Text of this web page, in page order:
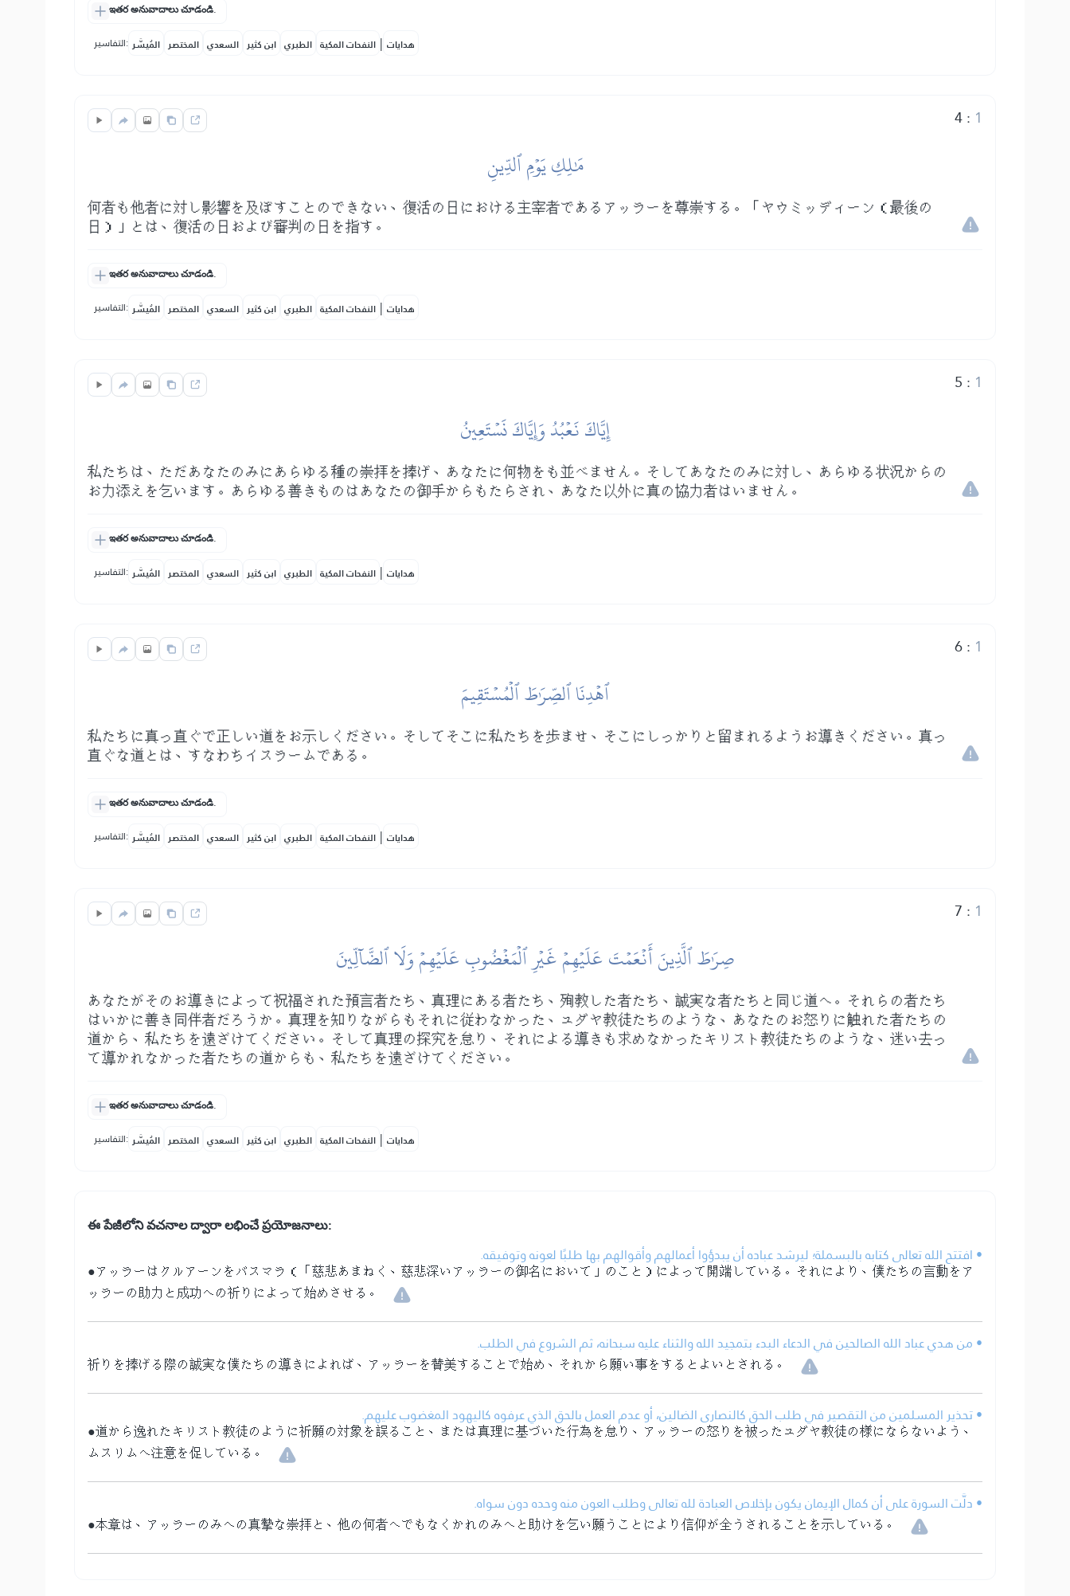
ఇతర అనువాదాలు చూడండి.
التفاسير: المُيسَّر المختصر السعدي ابن كثير الطبري النفحات المكية | هدايات
4: 1
مَٰلِكِ يَوۡمِ ٱلدِّينِ
何者も他者に対し影響を及ぼすことのできない、復活の日における主宰者であるアッラーを尊崇する。「ヤウミッディーン（最後の
日）」とは、復活の日および審判の日を指す。
ఇతర అనువాదాలు చూడండి.
التفاسير: المُيسَّر المختصر السعدي ابن كثير الطبري النفحات المكية | هدايات
5 : 1
إِيَّاكَ نَعۡبُدُ وَإِيَّاكَ نَسۡتَعِينُ
私たちは、ただあなたのみにあらゆる種の崇拝を捧げ、あなたに何物をも並べません。そしてあなたのみに対し、あらゆる状況からの
お力添えを乞います。あらゆる善きものはあなたの御手からもたらされ、あなた以外に真の協力者はいません。
ఇతర అనువాదాలు చూడండి.
التفاسير: المُيسَّر المختصر السعدي ابن كثير الطبري النفحات المكية | هدايات
6: 1
ٱهۡدِنَا ٱلصِّرَٰطَ ٱلۡمُسۡتَقِيمَ
私たちに真っ直ぐで正しい道をお示しください。そしてそこに私たちを歩ませ、そこにしっかりと留まれるようお導きください。真っ
直ぐな道とは、すなわちイスラームである。
ఇతర అనువాదాలు చూడండి.
التفاسير: المُيسَّر المختصر السعدي ابن كثير الطبري النفحات المكية | هدايات
7 : 1
صِرَٰطَ ٱلَّذِينَ أَنۡعَمۡتَ عَلَيۡهِمۡ غَيۡرِ ٱلۡمَغۡضُوبِ عَلَيۡهِمۡ وَلَا ٱلضَّآلِّينَ
あなたがそのお導きによって祝福された預言者たち、真理にある者たち、殉教した者たち、誠実な者たちと同じ道へ。それらの者たち
はいかに善き同伴者だろうか。真理を知りながらもそれに従わなかった、ユダヤ教徒たちのような、あなたのお怒りに触れた者たちの
道から、私たちを遠ざけてください。そして真理の探究を怠り、それによる導きも求めなかったキリスト教徒たちのような、迷い去っ
て導かれなかった者たちの道からも、私たちを遠ざけてください。
ఇతర అనువాదాలు చూడండి.
التفاسير: المُيسَّر المختصر السعدي ابن كثير الطبري النفحات المكية | هدايات
ఈ పేజీలోని వచనాల ద్వారా లభించే ప్రయోజనాలు:
• افتتح الله تعالى كتابه بالبسملة؛ ليرشد عباده أن يبدؤوا أعمالهم وأقوالهم بها طلبًا لعونه وتوفيقه.
●アッラーはクルアーンをバスマラ（「慈悲あまねく、慈悲深いアッラーの御名において」のこと）によって開端している。それにより、僕たちの言動をア
ッラーの助力と成功への祈りによって始めさせる。
• من هدي عباد الله الصالحين في الدعاء البدء بتمجيد الله والثناء عليه سبحانه، ثم الشروع في الطلب.
祈りを捧げる際の誠実な僕たちの導きによれば、アッラーを賛美することで始め、それから願い事をするとよいとされる。
• تحذير المسلمين من التقصير في طلب الحق كالنصارى الضالين، أو عدم العمل بالحق الذي عرفوه كاليهود المغضوب عليهم.
●道から逸れたキリスト教徒のように祈願の対象を誤ること、または真理に基づいた行為を怠り、アッラーの怒りを被ったユダヤ教徒の様にならないよう、
ムスリムへ注意を促している。
• دلَّت السورة على أن كمال الإيمان يكون بإخلاص العبادة لله تعالى وطلب العون منه وحده دون سواه.
●本章は、アッラーのみへの真摯な崇拝と、他の何者へでもなくかれのみへと助けを乞い願うことにより信仰が全うされることを示している。